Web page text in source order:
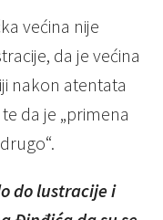
većina nije
da je većina
nakon atentata
da je „primena
do lustracije i